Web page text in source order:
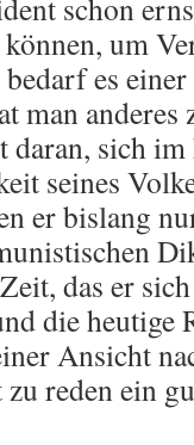
schon
um
es
man
daran, sich
seines
er bislang
das er
die heutige
Ansicht
reden ein